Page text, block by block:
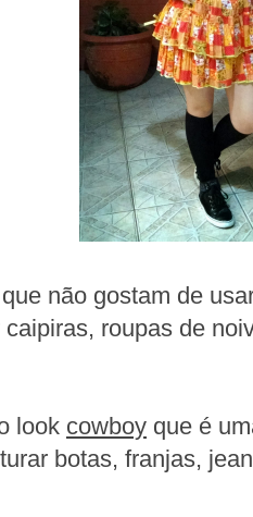
não gostam de
roupas de
look cowboy que é
botas, franjas,